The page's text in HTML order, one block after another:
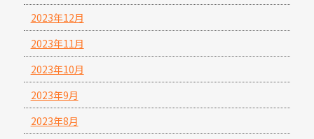
2023年12月
2023年11月
2023年10月
2023年9月
2023年8月